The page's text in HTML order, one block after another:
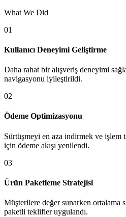
What We Did
01
Kullanıcı Deneyimi Geliştirme
Daha rahat bir alışveriş deneyimi
navigasyonu iyileştirildi.
02
Ödeme Optimizasyonu
Sürtüşmeyi en aza indirmek ve işlem
için ödeme akışı yenilendi.
03
Ürün Paketleme Stratejisi
Müşterilere değer sunarken ortalama
paketli teklifler uygulandı.